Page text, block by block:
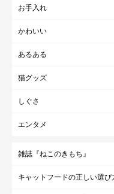
お手入れ
かわいい
あるある
猫グッズ
しぐさ
エンタメ
雑誌『ねこのきもち』
キャットフードの正しい選び